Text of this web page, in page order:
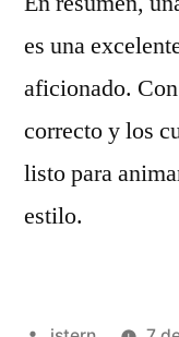
es una
aficionado.
correcto y los
listo para
estilo.